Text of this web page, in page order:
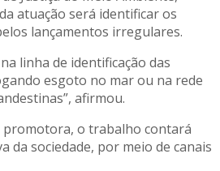
atuação será identificar os
lançamentos irregulares.
linha de identificação das
esgoto no mar ou na rede
afirmou.
promotora, o trabalho contará
da sociedade, por meio de canais